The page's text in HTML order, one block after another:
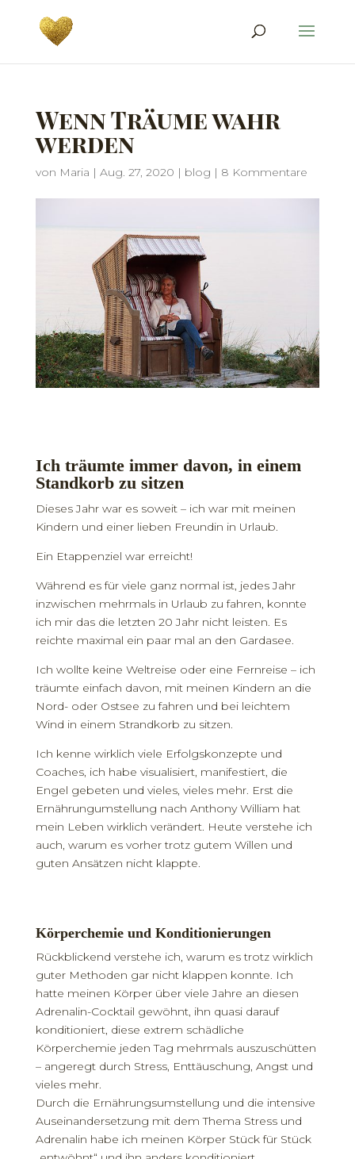
Wenn Träume wahr
werden
von Maria | Aug. 27, 2020 | blog | 8 Kommentare
Ich träumte immer davon, in einem
Standkorb zu sitzen
Dieses Jahr war es soweit – ich war mit meinen
Kindern und einer lieben Freundin in Urlaub.
Ein Etappenziel war erreicht!
Während es für viele ganz normal ist, jedes Jahr
inzwischen mehrmals in Urlaub zu fahren, konnte
ich mir das die letzten 20 Jahr nicht leisten. Es
reichte maximal ein paar mal an den Gardasee.
Ich wollte keine Weltreise oder eine Fernreise – ich
träumte einfach davon, mit meinen Kindern an die
Nord- oder Ostsee zu fahren und bei leichtem
Wind in einem Strandkorb zu sitzen.
Ich kenne wirklich viele Erfolgskonzepte und
Coaches, ich habe visualisiert, manifestiert, die
Engel gebeten und vieles, vieles mehr. Erst die
Ernährungumstellung nach Anthony William hat
mein Leben wirklich verändert. Heute verstehe ich
auch, warum es vorher trotz gutem Willen und
guten Ansätzen nicht klappte.
Körperchemie und Konditionierungen
Rückblickend verstehe ich, warum es trotz wirklich
guter Methoden gar nicht klappen konnte. Ich
hatte meinen Körper über viele Jahre an diesen
Adrenalin-Cocktail gewöhnt, ihn quasi darauf
konditioniert, diese extrem schädliche
Körperchemie jeden Tag mehrmals auszuschütten
– angeregt durch Stress, Enttäuschung, Angst und
vieles mehr.
Durch die Ernährungsumstellung und die intensive
Auseinandersetzung mit dem Thema Stress und
Adrenalin habe ich meinen Körper Stück für Stück